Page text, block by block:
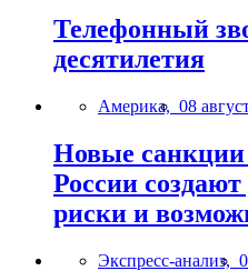
Телефонный
десятилетия
Америка, 08
Новые
России
риски и
Экспресс-анализ,